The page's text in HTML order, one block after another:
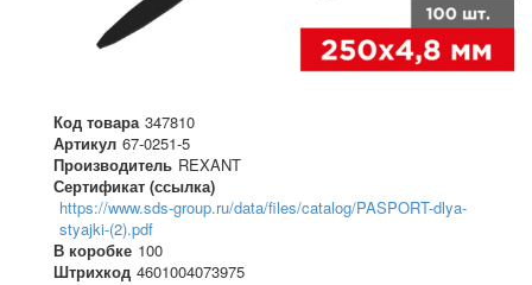
Код товара 347810
Артикул 67-0251-5
Производитель REXANT
Сертификат (ссылка)
https://www.sds-group.ru/data/files/catalog/PASPORT-dlya-
styajki-(2).pdf
В коробке 100
Штрихкод 4601004073975